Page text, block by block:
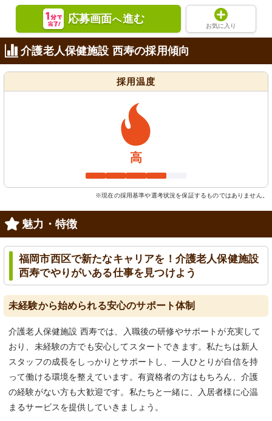
応募画面へ進む
お気に入り
介護老人保健施設 西寿の採用傾向
採用温度
高
※現在の採用基準や選考状況を保証するものではありません。
魅力・特徴
福岡市西区で新たなキャリアを！介護老人保健施設
西寿でやりがいある仕事を見つけよう
未経験から始められる安心のサポート体制
介護老人保健施設 西寿では、入職後の研修やサポートが充実して
おり、未経験の方でも安心してスタートできます。私たちは新人
スタッフの成長をしっかりとサポートし、一人ひとりが自信を持
って働ける環境を整えています。有資格者の方はもちろん、介護
の経験がない方も大歓迎です。私たちと一緒に、入居者様に心温
まるサービスを提供していきましょう。